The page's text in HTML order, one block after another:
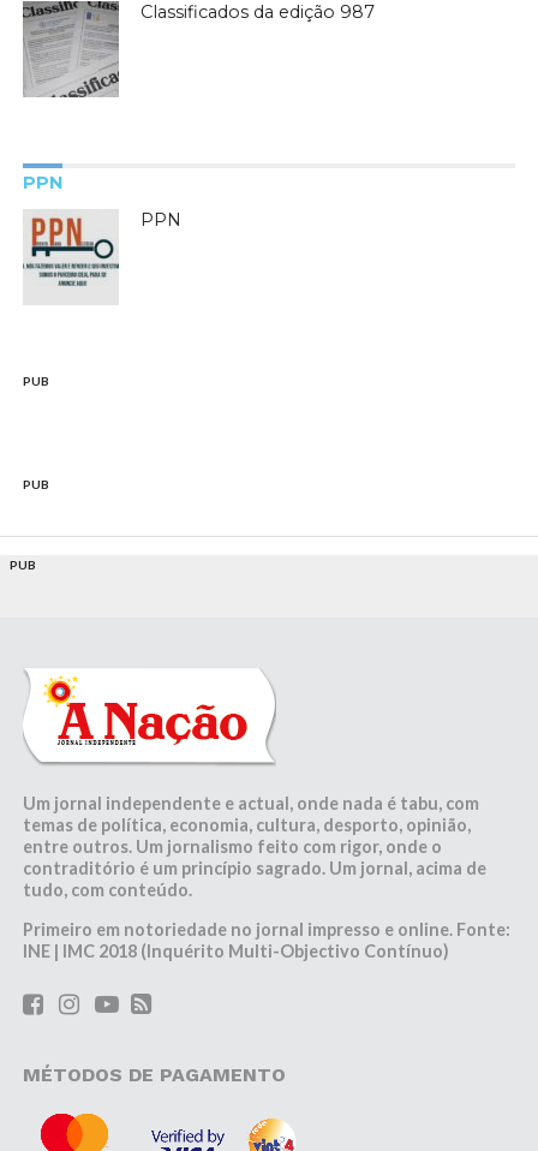
Classificados da edição 987
PPN
PPN
PUB
PUB
PUB
Um jornal independente e actual, onde nada é tabu, com
temas de política, economia, cultura, desporto, opinião,
entre outros. Um jornalismo feito com rigor, onde o
contraditório é um princípio sagrado. Um jornal, acima de
tudo, com conteúdo.
Primeiro em notoriedade no jornal impresso e online. Fonte:
INE | IMC 2018 (Inquérito Multi-Objectivo Contínuo)
MÉTODOS DE PAGAMENTO